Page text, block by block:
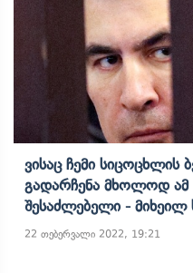
Ვისაც Ჩემი Სიცოცხლის
Გადარჩენა Მხოლოდ Ამ
Შესაძლებელი - Მიხეილ
22 თებერვალი 2022, 19:21